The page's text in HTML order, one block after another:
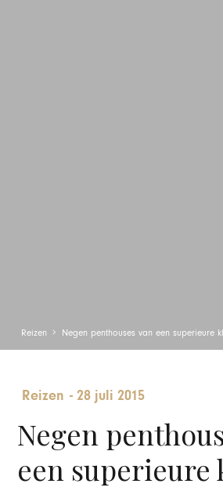
Reizen Negen penthouses van een superieure
Reizen -28 juli 2015
Negen
een superieure